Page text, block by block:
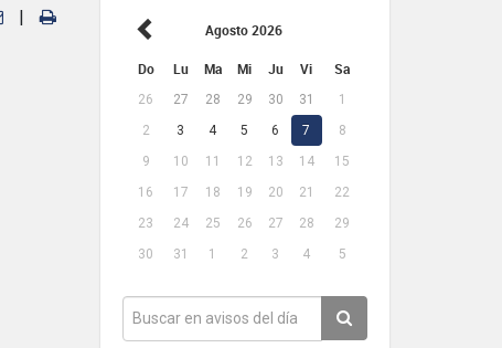
Agosto 2026
Do Lu Ma Mi Ju Vi Sa
26 27 28 29 30 31
1
2
3 4 5 6 7
8
9
10 11 12 13 14
15
16
17 18 19 20 21
22
23
24 25 26 27 28
29
30
31 1 2 3 4 5
|